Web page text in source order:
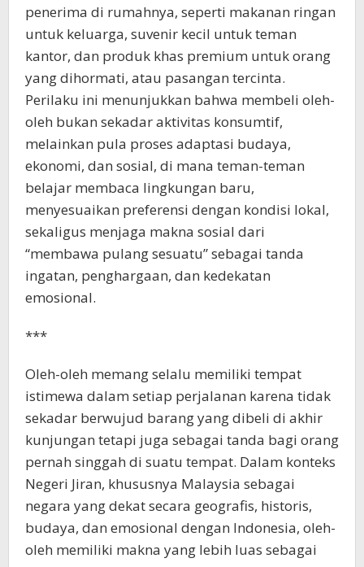
penerima di rumahnya, seperti makanan ringan
untuk keluarga, suvenir kecil untuk teman
kantor, dan produk khas premium untuk orang
yang dihormati, atau pasangan tercinta.
Perilaku ini menunjukkan bahwa membeli oleh-
oleh bukan sekadar aktivitas konsumtif,
melainkan pula proses adaptasi budaya,
ekonomi, dan sosial, di mana teman-teman
belajar membaca lingkungan baru,
menyesuaikan preferensi dengan kondisi lokal,
sekaligus menjaga makna sosial dari
“membawa pulang sesuatu” sebagai tanda
ingatan, penghargaan, dan kedekatan
emosional.
***
Oleh-oleh memang selalu memiliki tempat
istimewa dalam setiap perjalanan karena tidak
sekadar berwujud barang yang dibeli di akhir
kunjungan tetapi juga sebagai tanda bagi orang
pernah singgah di suatu tempat. Dalam konteks
Negeri Jiran, khususnya Malaysia sebagai
negara yang dekat secara geografis, historis,
budaya, dan emosional dengan Indonesia, oleh-
oleh memiliki makna yang lebih luas sebagai